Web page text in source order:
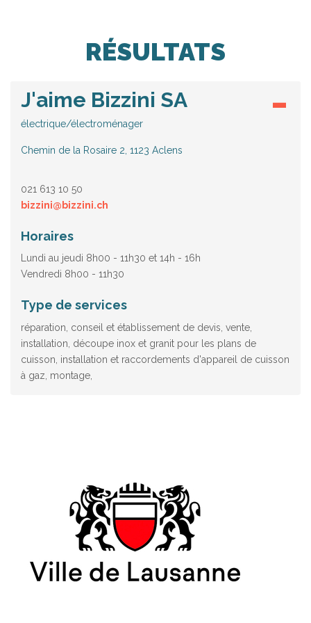
RÉSULTATS
J'aime Bizzini SA
électrique/électroménager
Chemin de la Rosaire 2, 1123 Aclens
021 613 10 50
bizzini@bizzini.ch
Horaires
Lundi au jeudi 8h00 - 11h30 et 14h - 16h
Vendredi 8h00 - 11h30
Type de services
réparation, conseil et établissement de devis, vente,
installation, découpe inox et granit pour les plans de
cuisson, installation et raccordements d'appareil de cuisson
à gaz, montage,